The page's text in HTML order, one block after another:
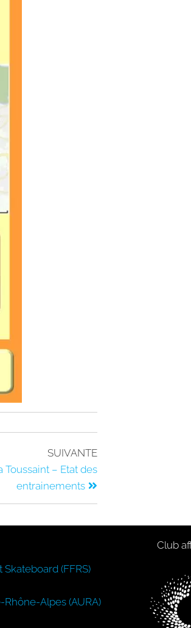
SUIVANTE
Toussaint – Etat des
entrainements
(FFRS)
Alpes (AURA)
Club